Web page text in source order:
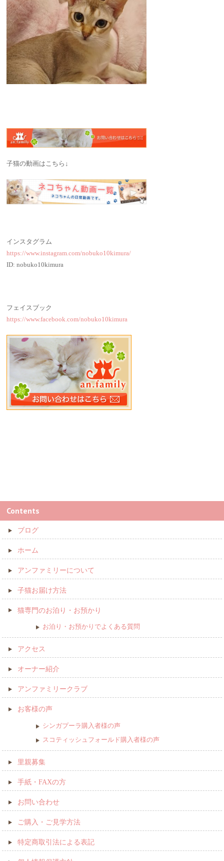
子猫の動画はこちら↓
インスタグラム
https://www.instagram.com/nobuko10kimura/
ID: nobuko10kimura
フェイスブック
https://www.facebook.com/nobuko10kimura
Contents
ブログ
ホーム
アンファミリーについて
子猫お届け方法
猫専門のお泊り・お預かり
お泊り・お預かりでよくある質問
アクセス
オーナー紹介
アンファミリークラブ
お客様の声
シンガプーラ購入者様の声
スコティッシュフォールド購入者様の声
里親募集
手紙・FAXの方
お問い合わせ
ご購入・ご見学方法
特定商取引法による表記